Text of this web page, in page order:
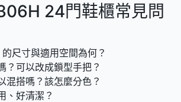
24門鞋櫃常見問
尺寸與適用空間為何？
？可以改成鎖型手把？
混搭嗎？該怎麼分色？
、好清潔？